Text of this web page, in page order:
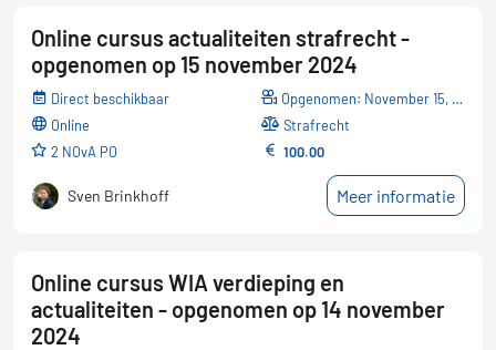
Online cursus actualiteiten strafrecht -
opgenomen op 15 november 2024
Direct beschikbaar
online
2 NOvA PO
Opgenomen: November 15, 2024
Strafrecht
100.00
Sven Brinkhoff Meer informatie
Online cursus WIA verdieping en
actualiteiten - opgenomen op 14 november
2024